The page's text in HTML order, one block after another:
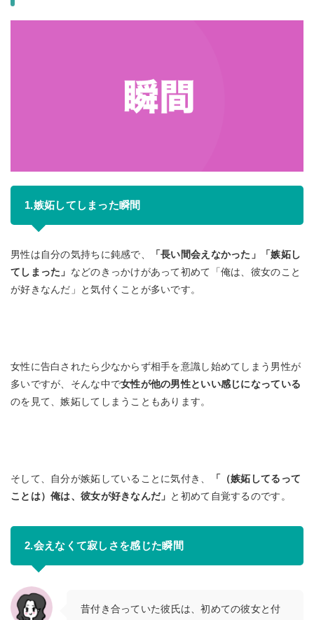
1.嫉妬してしまった瞬間
男性は自分の気持ちに鈍感で、
「長い間会えなかった」「嫉妬し
てしまった」 などのきっかけがあって初めて「俺は、彼女のこと
が好きなんだ」と気付くことが多いです。
女性に告白されたら少なからず相手を意識し始めてしまう男性が
多いですが、そんな中で女性が他の男性といい感じになっている
のを見て、嫉妬してしまうこともあります。
そして、自分が嫉妬していることに気付き、
「（嫉妬してるって
ことは）俺は、彼女が好きなんだ」 と初めて自覚するのです。
2.会えなくて寂しさを感じた瞬間
昔付き合っていた彼氏は、初めての彼女と付